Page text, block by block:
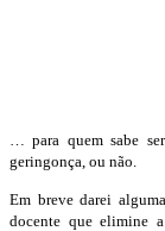
… para quem sabe
geringonça, ou não.
Em breve darei
docente que elimine